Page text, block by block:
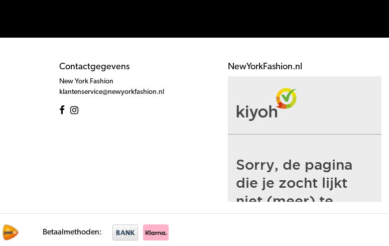
Contactgegevens
New York Fashion
klantenservice@newyorkfashion.nl
NewYorkFashion.nl
Betaalmethoden: